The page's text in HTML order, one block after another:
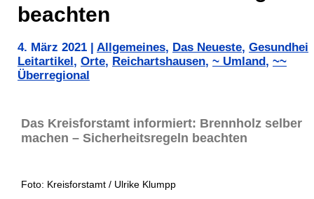
beachten
4. März 2021 Allgemeines, Das Neueste, Gesundheit
Leitartikel , Orte, Reichartshausen, ~ Umland , ~~
Überregional
Das Kreisforstamt informiert: Brennholz selber
machen – Sicherheitsregeln beachten
Foto: Kreisforstamt / Ulrike Klumpp